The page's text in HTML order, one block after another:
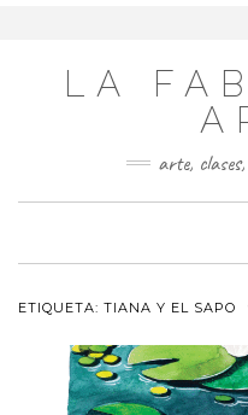
LA
arte,
ETIQUETA: TIANA Y EL SAPO